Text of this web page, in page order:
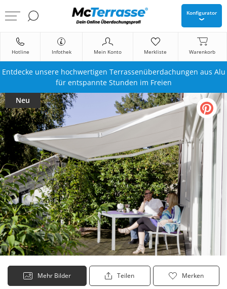
Konfigurator
Hotline Infothek Mein Konto Merkliste Warenkorb
Entdecke unsere hochwertigen Terrassenüberdachungen aus Alu
für entspannte Stunden im Freien
Neu
Mehr Bilder Teilen Merken